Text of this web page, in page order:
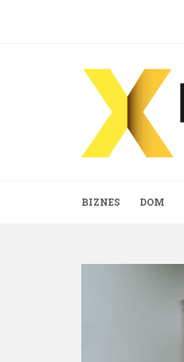
BIZNES DOM